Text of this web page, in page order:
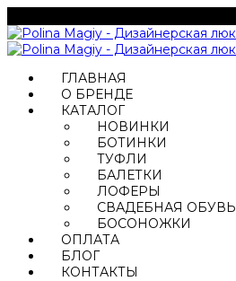
ГЛАВНАЯ
О БРЕНДЕ
КАТАЛОГ
НОВИНКИ
БОТИНКИ
ТУФЛИ
БАЛЕТКИ
ЛОФЕРЫ
СВАДЕБНАЯ ОБУВЬ
БОСОНОЖКИ
ОПЛАТА
БЛОГ
КОНТАКТЫ